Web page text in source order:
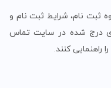
ثبت نام، شرایط ثبت نام و
درج شده در سایت تماس
راهنمایی کنند.